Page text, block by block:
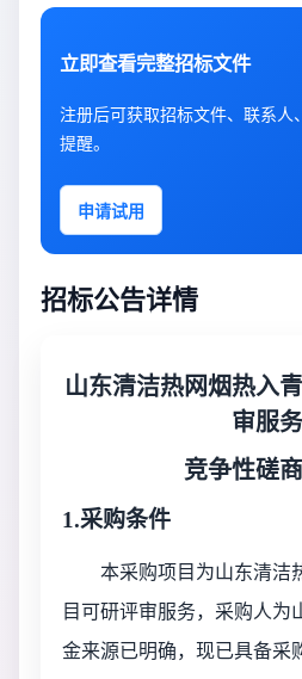
立即查看完整招标文件
注册后可获取招标文件、联系人
提醒。
申请试用
招标公告详情
山东清洁热网烟热入
审服务
竞争性磋
1.采购条件
本采购项目为山东清洁
目可研评审服务，采购人为
金来源已明确，现已具备采